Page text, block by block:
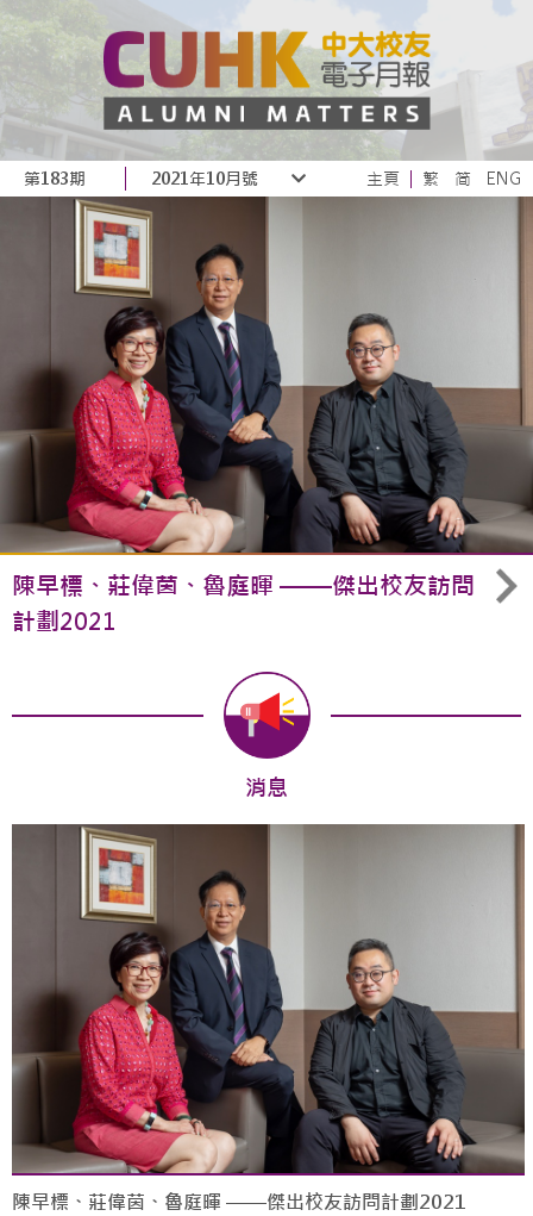
第183期 2021年10月號 主頁 繁 简 ENG
陳早標、莊偉茵、魯庭暉 ——傑出校友訪問
計劃2021
消息
陳早標、莊偉茵、魯庭暉 ——傑出校友訪問計劃2021